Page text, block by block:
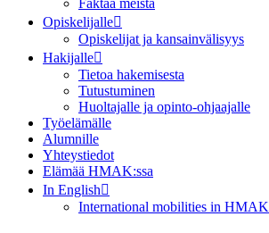
Faktaa meistä
Opiskelijalle
Opiskelijat ja kansainvälisyys
Hakijalle
Tietoa hakemisesta
Tutustuminen
Huoltajalle ja opinto-ohjaajalle
Työelämälle
Alumnille
Yhteystiedot
Elämää HMAK:ssa
In English
International mobilities in HMAK